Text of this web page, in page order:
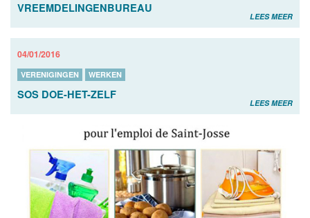
VREEMDELINGENBUREAU
LEES MEER
04/01/2016
VERENIGINGEN WERKEN
SOS DOE-HET-ZELF
LEES MEER